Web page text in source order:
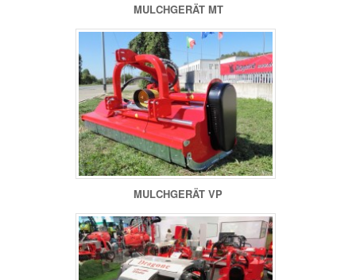
MULCHGERÄT MT
MULCHGERÄT VP